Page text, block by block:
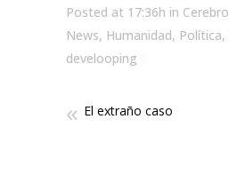
Posted at 17:36h in Cerebro
News, Humanidad, Política,
develooping
El extraño caso